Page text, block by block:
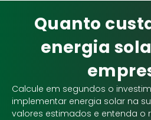
Quanto
energia
Calcule em segundos o
implementar energia solar na
valores estimados e entenda o